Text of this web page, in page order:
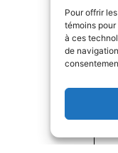
Pour offrir
témoins
à ces
de